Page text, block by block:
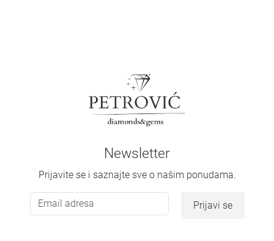
Newsletter
Prijavite se i saznajte sve o našim ponudama.
Prijavi se